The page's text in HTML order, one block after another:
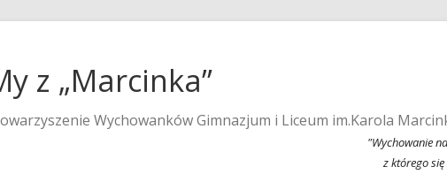
z „Marcinka”
Wychowanków Gimnazjum i Liceum im.Karola
"Wychowanie
z którego